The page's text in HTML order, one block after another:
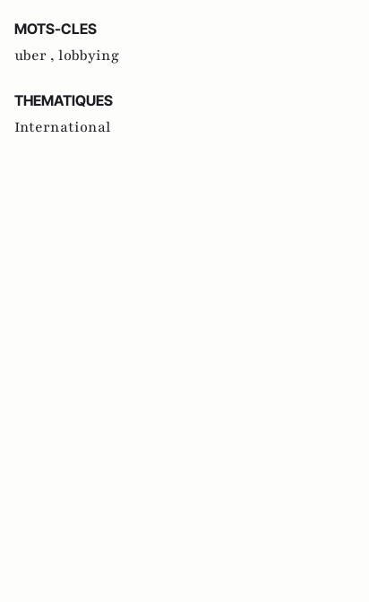
MOTS-CLES
uber , lobbying
THEMATIQUES
International